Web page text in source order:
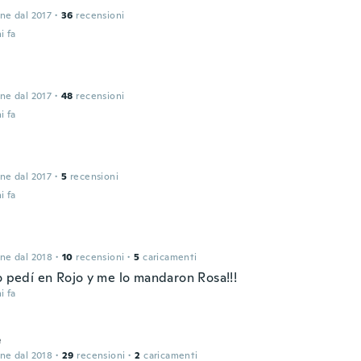
dal 2017 · 36 recensioni
fa
dal 2017 · 48 recensioni
fa
dal 2017 · 5 recensioni
fa
dal 2018 · 10 recensioni · 5 caricamenti
pedí en Rojo y me lo mandaron Rosa!!!
fa
dal 2018 · 29 recensioni · 2 caricamenti